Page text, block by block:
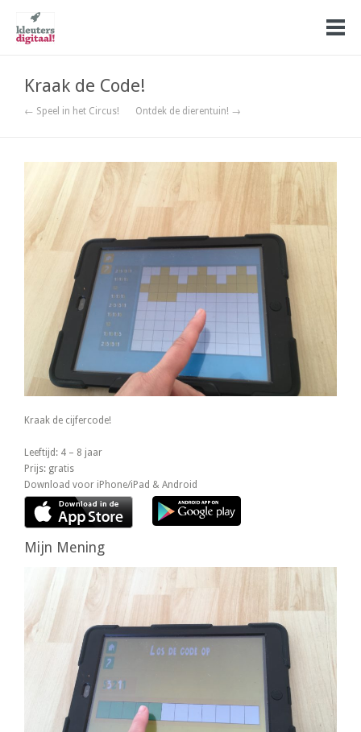
Kraak de Code!
← Speel in het Circus! Ontdek de dierentuin! →
Kraak de cijfercode!
Leeftijd: 4 – 8 jaar
Prijs: gratis
Download voor iPhone/iPad & Android
Mijn Mening